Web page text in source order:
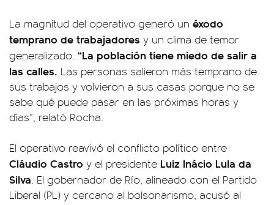
La magnitud del operativo generó un éxodo
temprano de trabajadores y un clima de temor
generalizado. “La población tiene miedo de salir a
las calles. Las personas salieron más temprano de
sus trabajos y volvieron a sus casas porque no se
sabe qué puede pasar en las próximas horas y
días”, relató Rocha.
El operativo reavivó el conflicto político entre
Cláudio Castro y el presidente Luiz Inácio Lula da
Silva. El gobernador de Río, alineado con el Partido
Liberal (PL) y cercano al bolsonarismo, acusó al